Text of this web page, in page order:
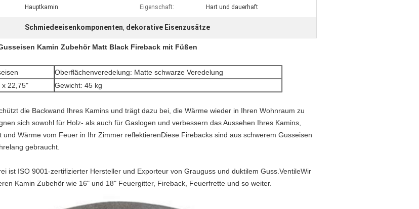
Hauptkamin Eigenschaft: Hart und dauerhaft
Schmiedeeisenkomponenten, dekorative Eisenzusätze
Kamin Zubehör Matt Black Fireback mit Füßen
Oberflächenveredelung: Matte schwarze Veredelung
22,75"
Gewicht: 45 kg
die Backwand Ihres Kamins und trägt dazu bei, die Wärme wieder in Ihren Wohnraum zu
sich sowohl für Holz- als auch für Gaslogen und verbessern das Aussehen Ihres Kamins,
und Wärme vom Feuer in Ihr Zimmer reflektierenDiese Firebacks sind aus schwerem Gusseisen
gebraucht.
ist ISO 9001-zertifizierter Hersteller und Exporteur von Grauguss und duktilem Guss.VentileWir
Kamin Zubehör wie 16" und 18" Feuergitter, Fireback, Feuerfrette und so weiter.